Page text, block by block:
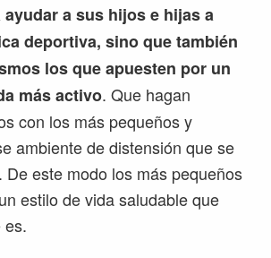
ayudar a sus hijos e hijas a
deportiva, sino que también
los que apuesten por un
más activo. Que hagan
con los más pequeños y
ambiente de distensión que se
De este modo los más pequeños
estilo de vida saludable que
es.